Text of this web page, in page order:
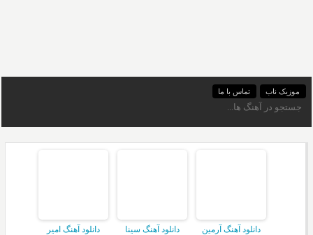
موزیک ناب تماس با ما
دانلود آهنگ آرمین
دانلود آهنگ سینا
دانلود آهنگ امیر